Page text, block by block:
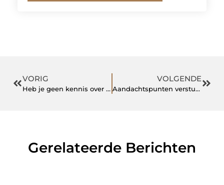
VORIG
Heb je geen kennis over het maken van een logo? Hier enkele tips!
VOLGENDE
Aandachtspunten versturen pakketten
Gerelateerde Berichten